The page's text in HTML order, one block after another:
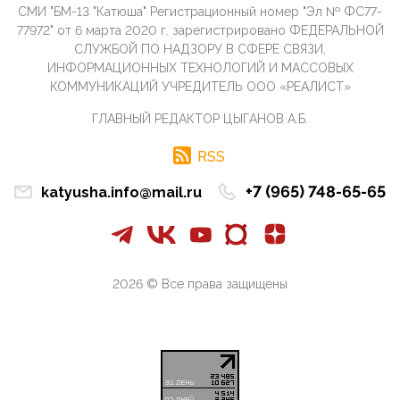
09:40, 10 Апреля 2026
Честно говоря, ситуация с продвижением через
российские крупнейшие СМИ персоны Эррола
Маска (отца Ил...
Те, кто стоят за массовым завозом в Россию
Благодаря знакомым, стали известны подробности
захватил "малое небо" на украинском ТВД.
В Национальной системе платежных карт (НСПК)
заботливо уточниили, что ИНН при переводах по
СМИ "БМ-13 "Катюша" Регистрационный номер "Эл № ФС77-
77972" от 6 марта 2020 г. зарегистрировано ФЕДЕРАЛЬНОЙ
СЛУЖБОЙ ПО НАДЗОРУ В СФЕРЕ СВЯЗИ,
ИНФОРМАЦИОННЫХ ТЕХНОЛОГИЙ И МАССОВЫХ
КОММУНИКАЦИЙ УЧРЕДИТЕЛЬ ООО «РЕАЛИСТ»
ГЛАВНЫЙ РЕДАКТОР ЦЫГАНОВ А.Б.
RSS
katyusha.info@mail.ru +7 (965) 748-65-65
2026 © Все права защищены